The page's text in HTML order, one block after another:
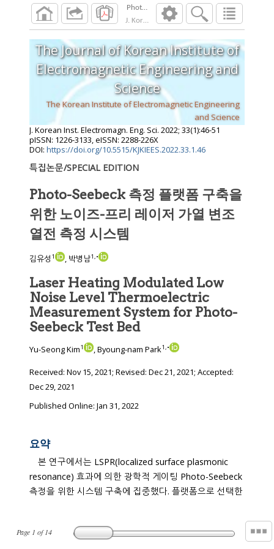
J. Korean Inst. Electromagn. Eng. Sci.
Page 1 of14
The Journal of Korean Institute of
Electromagnetic Engineering and
Science
The Korean Institute of Electromagnetic Engineering
and Science
J. Korean Inst. Electromagn. Eng. Sci. 2022; 33(1):46-51
pISSN: 1226-3133, eISSN: 2288-226X
DOI: https://doi.org/10.5515/KJKIEES.2022.33.1.46
특집논문/SPECIAL EDITION
Photo-Seebeck 측정 플랫폼 구축을
위한 노이즈-프리 레이저 가열 변조
열전 측정 시스템
김유성 1 , 박병남1,•
Laser Heating Modulated Low
Noise Level Thermoelectric
Measurement System for Photo-
Seebeck Test Bed
Yu-Seong Kim1 , Byoung-nam Park1,•
Received: Nov 15, 2021; Revised: Dec 21, 2021; Accepted:
Dec 29, 2021
Published Online: Jan 31, 2022
요약
본 연구에서는 LSPR(localized surface plasmonic
resonance) 효과에 의한 광학적 게이팅 Photo-Seebeck
측정을 위한 시스템 구축에 집중했다. 플랫폼으로 선택한